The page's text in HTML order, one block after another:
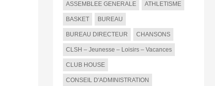
ASSEMBLEE GENERALE ATHLETISME
BASKET BUREAU
BUREAU DIRECTEUR CHANSONS
CLSH – Jeunesse – Loisirs – Vacances
CLUB HOUSE
CONSEIL D'ADMINISTRATION